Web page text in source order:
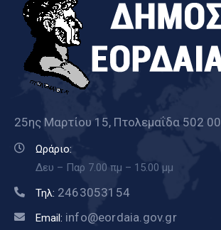
25ης Μαρτίου 15, Πτολεμαΐδα 502 00
Ωράριο:
Δευ – Παρ 7.00 πμ – 15.00 μμ
Τηλ: 2463053154
Email: info@eordaia.gov.gr